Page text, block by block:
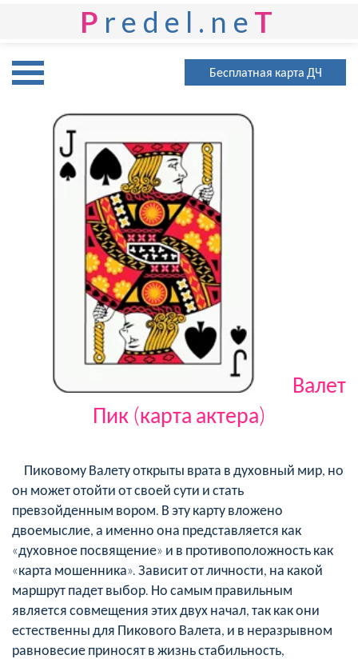
P redel.ne T
Бесплатная карта ДЧ
Валет
Пик (карта актера)
Пиковому Валету открыты врата в духовный мир, но
он может отойти от своей сути и стать
превзойденным вором. В эту карту вложено
двоемыслие, а именно она представляется как
«духовное посвящение» и в противоположность как
«карта мошенника». Зависит от личности, на какой
маршрут падет выбор. Но самым правильным
является совмещения этих двух начал, так как они
естественны для Пикового Валета, и в неразрывном
равновесие приносят в жизнь стабильность,